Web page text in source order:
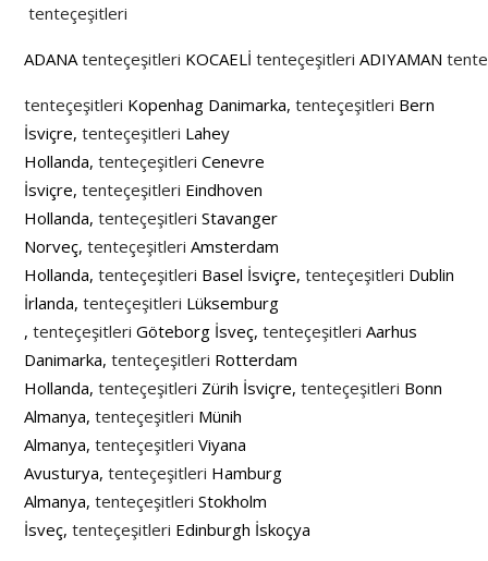
tenteçeşitleri
ADANAtenteçeşitleri KOCAELİtenteçeşitleri ADIYAMAN
tenteçeşitleri Kopenhag Danimarka,tenteçeşitleri Bern
İsviçre,tenteçeşitleri Lahey
Hollanda,tenteçeşitleri Cenevre
İsviçre,tenteçeşitleri Eindhoven
Hollanda,tenteçeşitleri Stavanger
Norveç,tenteçeşitleri Amsterdam
Hollanda,tenteçeşitleri Basel İsviçre,tenteçeşitleri Dublin
İrlanda,tenteçeşitleri Lüksemburg
,tenteçeşitleri Göteborg İsveç,tenteçeşitleri Aarhus
Danimarka,tenteçeşitleri Rotterdam
Hollanda,tenteçeşitleri Zürih İsviçre,tenteçeşitleri Bonn
Almanya,tenteçeşitleri Münih
Almanya,tenteçeşitleri Viyana
Avusturya,tenteçeşitleri Hamburg
Almanya,tenteçeşitleri Stokholm
İsveç, tenteçeşitleri Edinburgh İskoçya